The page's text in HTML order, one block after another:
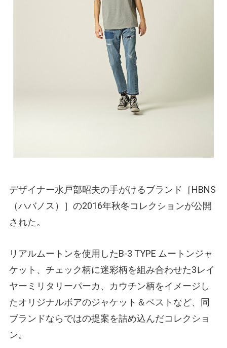
デザイナー水戸部昭夫の手がけるブランド［HBNS
（ハバノス） ］の2016年秋冬コレクションが公開
された。
リアルムートンを使用したB-3 TYPE ムートンジャ
ケット、チェック柄に迷彩柄を組み合わせた3レイ
ヤーミリタリーパーカ、カウチン柄をイメージし
たオリジナルボアのジャケット＆ベストなど、同
ブランドならではの提案を詰め込んだコレクショ
ン。